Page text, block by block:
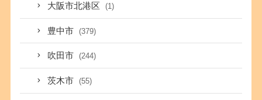
大阪市北港区 (1)
豊中市 (379)
吹田市 (244)
茨木市 (55)